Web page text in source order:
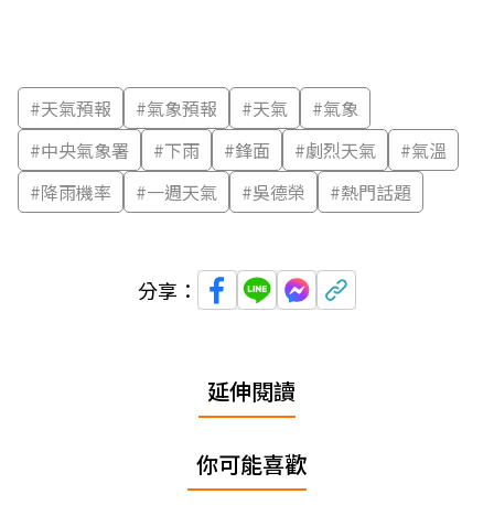
#天氣預報 #氣象預報 #天氣 #氣象
#中央氣象署 #下雨 #鋒面 #劇烈天氣 #氣溫
#降雨機率 #一週天氣 #吳德榮 #熱門話題
分享：
延伸閱讀
你可能喜歡